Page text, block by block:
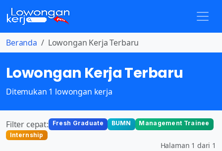
Beranda Lowongan Kerja Terbaru
Lowongan Kerja Terbaru
Ditemukan 1 lowongan kerja
Filter cepat: Fresh Graduate BUMN
Management Trainee
Internship
Halaman 1 dari 1